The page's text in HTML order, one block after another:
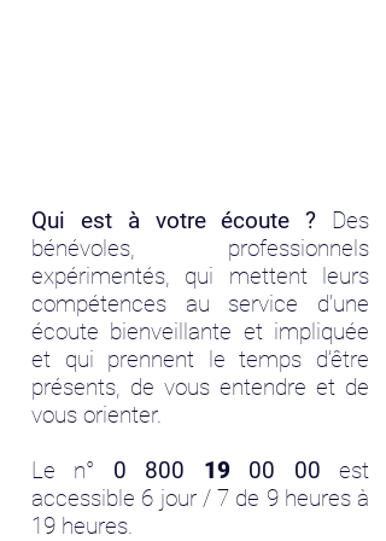
Qui est à votre écoute ? Des
bénévoles, professionnels
expérimentés, qui mettent leurs
compétences au service d’une
écoute bienveillante et impliquée
et qui prennent le temps d’être
présents, de vous entendre et de
vous orienter.
Le n° 0 800 1900 00 est
accessible 6 jour / 7 de 9 heures à
19 heures.